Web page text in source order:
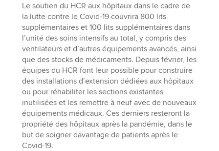
Le soutien du HCR aux hôpitaux dans le cadre de
la lutte contre le Covid-19 couvrira 800 lits
supplémentaires et 100 lits supplémentaires dans
l’unité des soins intensifs au total, y compris des
ventilateurs et d’autres équipements avancés, ainsi
que des stocks de médicaments. Depuis février, les
équipes du HCR font leur possible pour construire
des installations d’extension dédiées aux hôpitaux
ou pour réhabiliter les sections existantes
inutilisées et les remettre à neuf avec de nouveaux
équipements médicaux. Ces derniers resteront la
propriété des hôpitaux après la pandémie, dans le
but de soigner davantage de patients après le
Covid-19.